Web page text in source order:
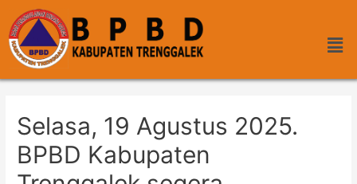
Selasa, 19 Agustus 2025.
BPBD Kabupaten